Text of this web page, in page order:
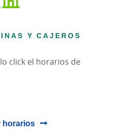
Y CAJEROS
click el horarios de
horarios